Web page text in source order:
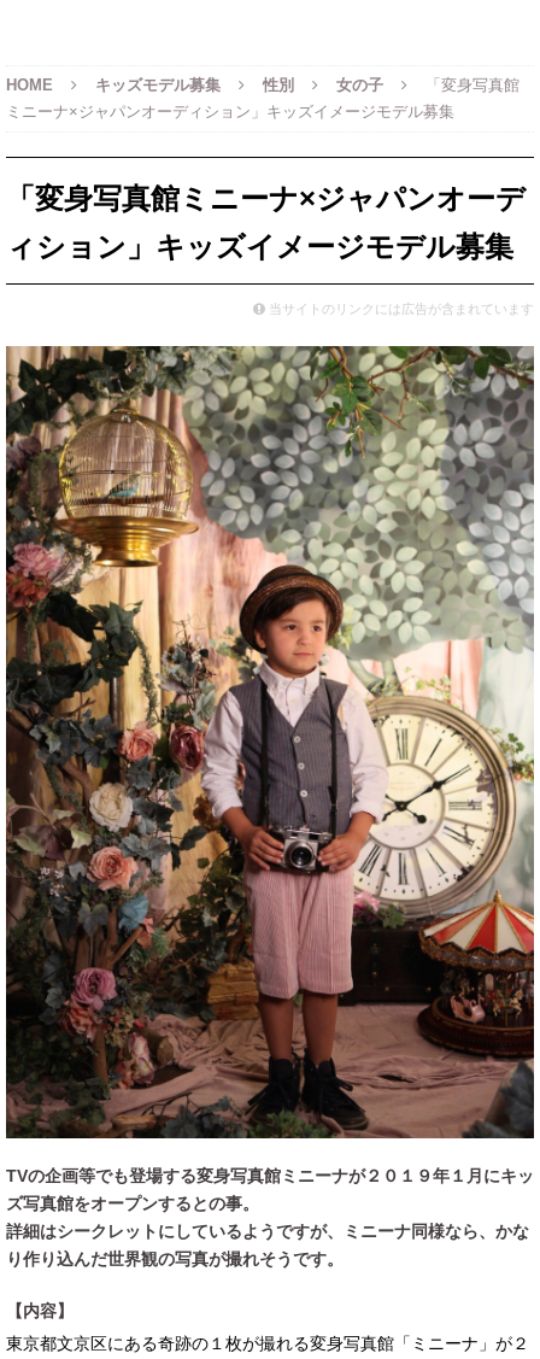
HOME キッズモデル募集 性別 女の子
「変身写真館
ミニーナ×ジャパンオーディション」キッズイメージモデル募集
「変身写真館ミニーナ×ジャパンオーデ
ィション」キッズイメージモデル募集
当サイトのリンクには広告が含まれています
TVの企画等でも登場する変身写真館ミニーナが２０１９年１月にキッ
ズ写真館をオープンするとの事。
詳細はシークレットにしているようですが、ミニーナ同様なら、かな
り作り込んだ世界観の写真が撮れそうです。
【内容】
東京都文京区にある奇跡の１枚が撮れる変身写真館「ミニーナ」が２